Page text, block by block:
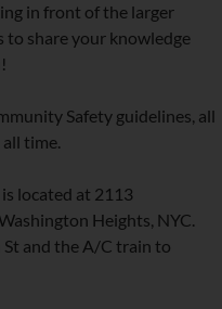
in front of the larger
to share your knowledge
Safety guidelines, all
time.
located at 2113
Heights, NYC.
and the A/C train to